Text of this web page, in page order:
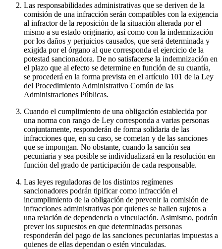
Las responsabilidades administrativas que se deriven de la
comisión de una infracción serán compatibles con la exigencia
al infractor de la reposición de la situación alterada por el
mismo a su estado originario, así como con la indemnización
por los daños y perjuicios causados, que será determinada y
exigida por el órgano al que corresponda el ejercicio de la
potestad sancionadora. De no satisfacerse la indemnización en
el plazo que al efecto se determine en función de su cuantía,
se procederá en la forma prevista en el artículo 101 de la Ley
del Procedimiento Administrativo Común de las
Administraciones Públicas.
Cuando el cumplimiento de una obligación establecida por
una norma con rango de Ley corresponda a varias personas
conjuntamente, responderán de forma solidaria de las
infracciones que, en su caso, se cometan y de las sanciones
que se impongan. No obstante, cuando la sanción sea
pecuniaria y sea posible se individualizará en la resolución en
función del grado de participación de cada responsable.
Las leyes reguladoras de los distintos regímenes
sancionadores podrán tipificar como infracción el
incumplimiento de la obligación de prevenir la comisión de
infracciones administrativas por quienes se hallen sujetos a
una relación de dependencia o vinculación. Asimismo, podrán
prever los supuestos en que determinadas personas
responderán del pago de las sanciones pecuniarias impuestas a
quienes de ellas dependan o estén vinculadas.